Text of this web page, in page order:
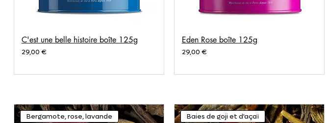
C'est une belle histoire boîte 125g
Prix
29,00 €
Eden Rose boîte 125g
Prix
29,00 €
Bergamote, rose, lavande Baies de goji et d'açaï